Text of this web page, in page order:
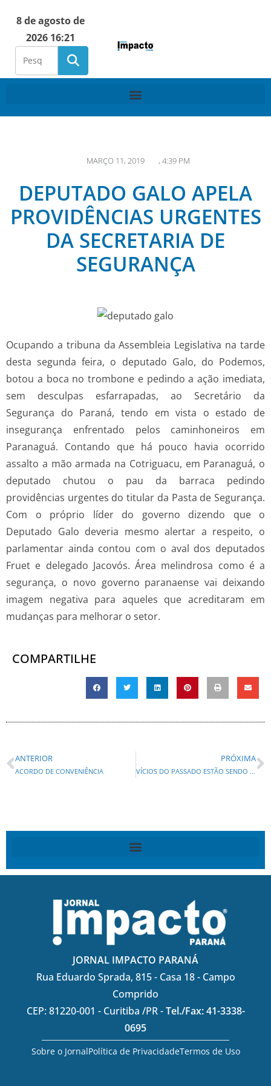
8 de agosto de
2026 16:21
MARÇO 11, 2019 , 4:39 PM
DEPUTADO GALO APELA
PROVIDÊNCIAS URGENTES
DA SECRETARIA DE
SEGURANÇA
Ocupando a tribuna da Assembleia Legislativa na tarde
desta segunda feira, o deputado Galo, do Podemos,
botou a boca no trombone e pedindo a ação imediata,
sem desculpas esfarrapadas, ao Secretário da
Segurança do Paraná, tendo em vista o estado de
insegurança enfrentado pelos caminhoneiros em
Paranaguá. Contando que há pouco havia ocorrido
assalto a mão armada na Cotriguacu, em Paranaguá, o
deputado chutou o pau da barraca pedindo
providências urgentes do titular da Pasta de Segurança.
Com o próprio líder do governo dizendo que o
Deputado Galo deveria mesmo alertar a respeito, o
parlamentar ainda contou com o aval dos deputados
Fruet e delegado Jacovós. Área melindrosa como é a
segurança, o novo governo paranaense vai deixando
imagem negativa para aqueles que acreditaram em
mudanças para melhorar o setor.
COMPARTILHE
ANTERIOR
ACORDO DE CONVENIÊNCIA
PRÓXIMA
VÍCIOS DO PASSADO ESTÃO SENDO MANTIDOS EM 2019
JORNAL IMPACTO PARANÁ
Rua Eduardo Sprada, 815 - Casa 18 - Campo
Comprido
CEP: 81220-001 - Curitiba /PR -Tel./Fax: 41-3338-
0695
Sobre o JornalPolítica de PrivacidadeTermos de Uso